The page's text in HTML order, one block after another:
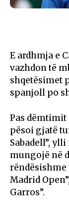
E ardhmja e
vazhdon të
shqetësimet
spanjoll po
Pas dëmtimit
pësoi gjatë
Sabadell”,
mungojë në
rëndësishme
Madrid
Garros”.